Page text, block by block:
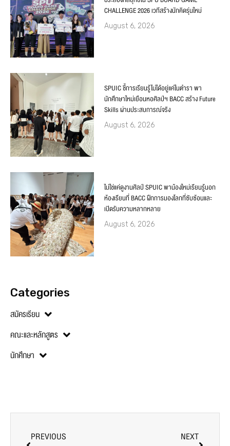
CHALLENGE 2026 เวทีสร้างนักคิดรุ่นใหม่
August 6, 2026
SPUIC ชี้การเรียนรู้ไม่ได้อยู่แค่ในตำรา พา
นักศึกษาใหม่เยือนหอศิลป์ฯ BACC สร้าง Future
Skills ผ่านประสบการณ์จริง
August 6, 2026
ไม่ใช่แค่ดูงานศิลป์ SPUIC พาน้องใหม่เรียนรู้นอก
ห้องเรียนที่ BACC ฝึกการมองโลกที่ซับซ้อนและ
เปิดรับความหลากหลาย
August 6, 2026
Categories
สมัครเรียน
คณะและหลักสูตร
นักศึกษา
PREVIOUS
NEXT